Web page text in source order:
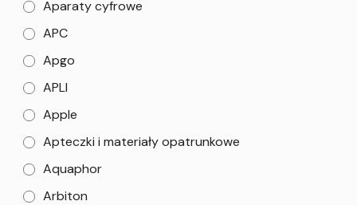
Aparaty cyfrowe
APC
Apgo
APLI
Apple
Apteczki i materiały opatrunkowe
Aquaphor
Arbiton